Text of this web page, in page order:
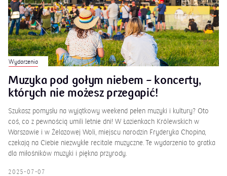
Wydarzenia
Muzyka pod gołym niebem – koncerty,
których nie możesz przegapić!
Szukasz pomysłu na wyjątkowy weekend pełen muzyki i kultury? Oto
coś, co z pewnością umili letnie dni! W Łazienkach Królewskich w
Warszawie i w Żelazowej Woli, miejscu narodzin Fryderyka Chopina,
czekają na Ciebie niezwykłe recitale muzyczne. Te wydarzenia to gratka
dla miłośników muzyki i piękna przyrody.
2025-07-07